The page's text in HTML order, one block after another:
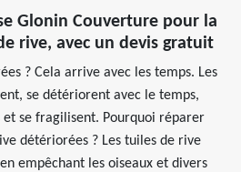
Glonin Couverture pour la
rive, avec un devis gratuit
? Cela arrive avec les temps. Les
se détériorent avec le temps,
et se fragilisent. Pourquoi réparer
détériorées ? Les tuiles de rive
empêchant les oiseaux et divers